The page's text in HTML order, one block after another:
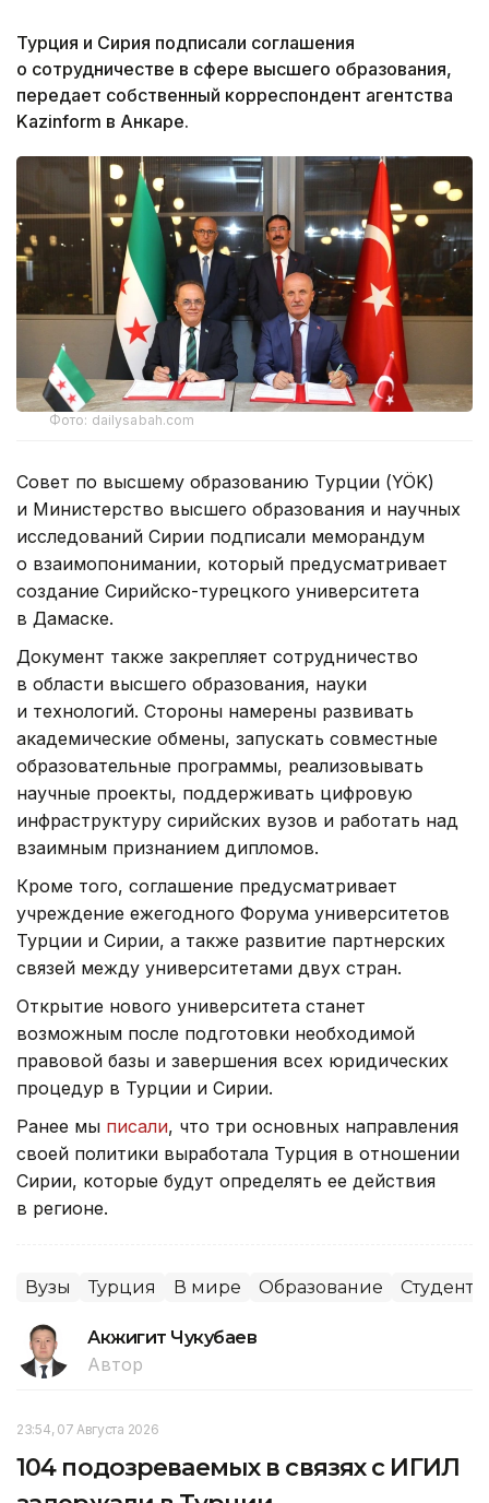
Турция и Сирия подписали соглашения
о сотрудничестве в сфере высшего образования,
передает собственный корреспондент агентства
Kazinform в Анкаре.
Фото: dailysabah.com
Совет по высшему образованию Турции (YÖK)
и Министерство высшего образования и научных
исследований Сирии подписали меморандум
о взаимопонимании, который предусматривает
создание Сирийско-турецкого университета
в Дамаске.
Документ также закрепляет сотрудничество
в области высшего образования, науки
и технологий. Стороны намерены развивать
академические обмены, запускать совместные
образовательные программы, реализовывать
научные проекты, поддерживать цифровую
инфраструктуру сирийских вузов и работать над
взаимным признанием дипломов.
Кроме того, соглашение предусматривает
учреждение ежегодного Форума университетов
Турции и Сирии, а также развитие партнерских
связей между университетами двух стран.
Открытие нового университета станет
возможным после подготовки необходимой
правовой базы и завершения всех юридических
процедур в Турции и Сирии.
Ранее мы писали, что три основных направления
своей политики выработала Турция в отношении
Сирии, которые будут определять ее действия
в регионе.
Вузы Турция В мире Образование Студенты
Акжигит Чукубаев
Автор
23:54, 07 Августа 2026
104 подозреваемых в связях с ИГИЛ